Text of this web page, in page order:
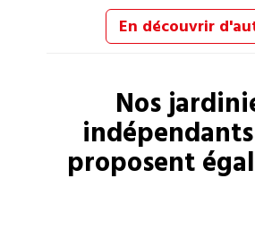
En découvrir
Nos
proposent